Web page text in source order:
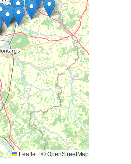
Leaflet © OpenStreetMap